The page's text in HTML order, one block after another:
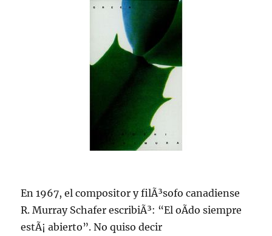
En 1967, el compositor y filÃ³sofo canadiense
R. Murray Schafer escribiÃ³: “El oÃ­do siempre
estÃ¡ abierto”. No quiso decir